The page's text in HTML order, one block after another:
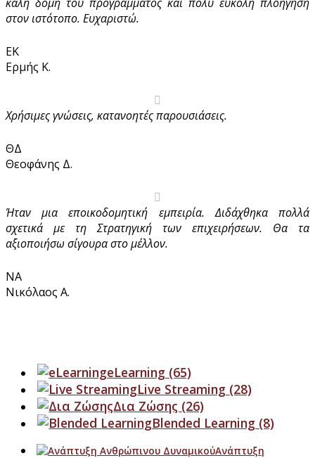
στον ιστότοπο. Ευχαριστώ.
ΕΚ
Ερμής Κ.
Χρήσιμες γνώσεις, κατανοητές παρουσιάσεις.
ΘΔ
Θεοφάνης Δ.
Ήταν μια εποικοδομητική εμπειρία. Διδάχθηκα πολλά
σχετικά με τη Στρατηγική των επιχειρήσεων. Θα τα
αξιοποιήσω σίγουρα στο μέλλον.
ΝΑ
Νικόλαος Α.
eLearning (65)
Live Streaming (28)
Δια Ζώσης (26)
Blended Learning (8)
Ανάπτυξη